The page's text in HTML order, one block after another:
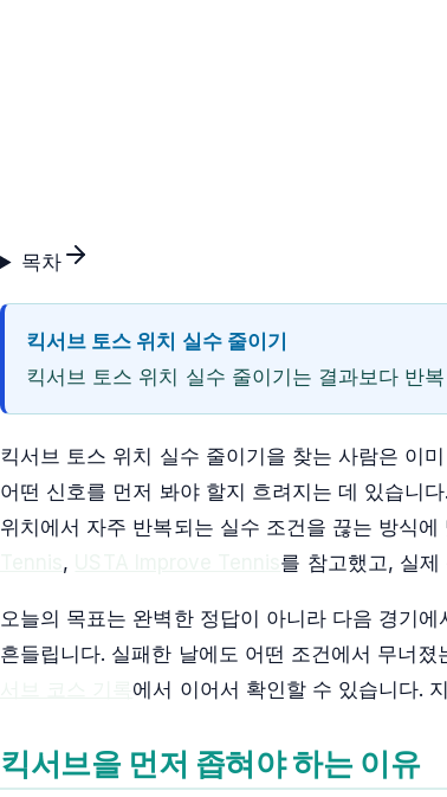
목차
킥서브 토스 위치 실수 줄이기
킥서브 토스 위치 실수 줄이기는 결과보다 반
킥서브 토스 위치 실수 줄이기을 찾는 사람은 이
어떤 신호를 먼저 봐야 할지 흐려지는 데 있습니
위치에서 자주 반복되는 실수 조건을 끊는 방식
, 를 참고했고, 실제
오늘의 목표는 완벽한 정답이 아니라 다음 경기
흔들립니다. 실패한 날에도 어떤 조건에서 무너
에서 이어서 확인할 수 있습니다.
킥서브을 먼저 좁혀야 하는 이유